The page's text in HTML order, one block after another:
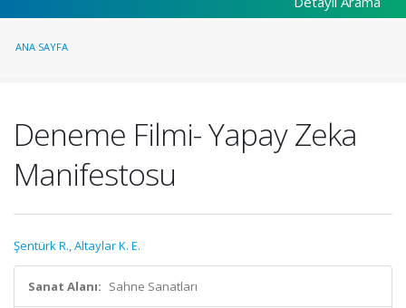
ANA SAYFA
Deneme Filmi- Yapay Zeka
Manifestosu
Şentürk R.,Altaylar K. E.
Sanat Alanı: Sahne Sanatları